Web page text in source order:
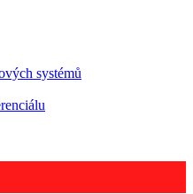
systémů